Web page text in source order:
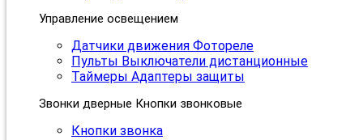
Управление освещением
Датчики движения Фотореле
Пульты Выключатели дистанционные
Таймеры Адаптеры защиты
Звонки дверные Кнопки звонковые
Кнопки звонка